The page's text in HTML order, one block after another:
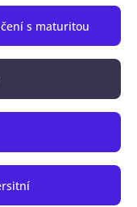
s maturitou